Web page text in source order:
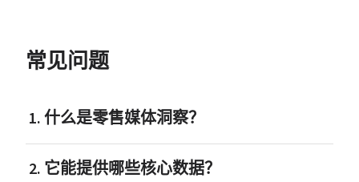
常见问题
1. 什么是零售媒体洞察？
2. 它能提供哪些核心数据？